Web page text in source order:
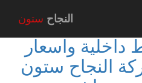
النجاح ستون
داخلية واسعار
النجاح ستون